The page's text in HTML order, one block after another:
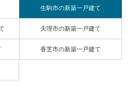
生駒市の新築一戸建て
天理市の新築一戸建て
香芝市の新築一戸建て